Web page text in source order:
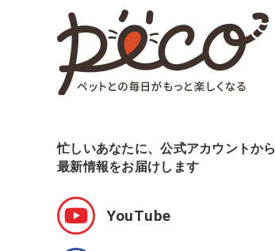
忙しいあなたに、公式アカウントから
最新情報をお届けします
YouTube